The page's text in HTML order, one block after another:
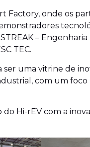
Factory, onde os
– Engenharia
TEC.
uma vitrine de
com um foco
Hi-rEV com a